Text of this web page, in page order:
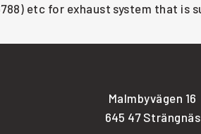
etc for exhaust system that is
Malmbyvägen 16
645 47 Strängnäs